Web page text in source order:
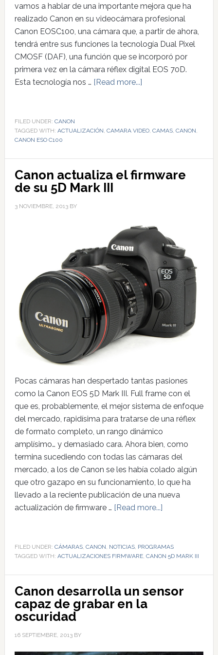
vamos a hablar de una importante mejora que ha
realizado Canon en su videocámara profesional
Canon EOSC100, una cámara que, a partir de ahora,
tendrá entre sus funciones la tecnología Dual Pixel
CMOSF (DAF), una función que se incorporó por
primera vez en la cámara réflex digital EOS 70D.
Esta tecnología nos … [Read more...]
FILED UNDER: CANON
TAGGED WITH: ACTUALIZACIÓN CAMARA VIDEO, CAMAS, CANON
CANON ESO C100
Canon actualiza el firmware
de su 5D Mark III
3 NOVIEMBRE, 2013BY
Pocas cámaras han despertado tantas pasiones
como la Canon EOS 5D Mark III. Full frame con el
que es, probablemente, el mejor sistema de enfoque
del mercado, rapidísima para tratarse de una réflex
de formato completo, un rango dinámico
amplísimo… y demasiado cara. Ahora bien, como
termina sucediendo con todas las cámaras del
mercado, a los de Canon se les había colado algún
que otro gazapo en su funcionamiento, lo que ha
llevado a la reciente publicación de una nueva
actualización de firmware … [Read more...]
FILED UNDER: CÁMARAS, CANON, NOTICIAS, PROGRAMAS
TAGGED WITH: ACTUALIZACIONES FIRMWARE, CANON 5D MARK III
Canon desarrolla un sensor
capaz de grabar en la
oscuridad
16 SEPTIEMBRE, 2013BY